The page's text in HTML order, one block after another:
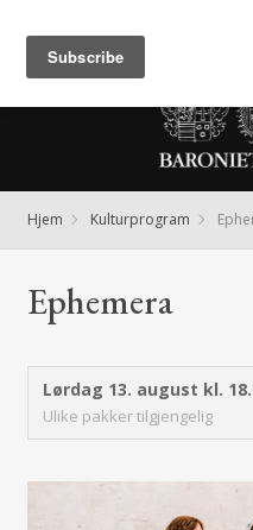
Hjem Kulturprogram
Ephemera
Lørdag 13. august kl.
Ulike pakker tilgjengelig